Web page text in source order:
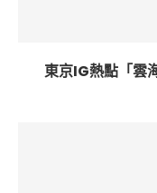
東京IG熱點「雲